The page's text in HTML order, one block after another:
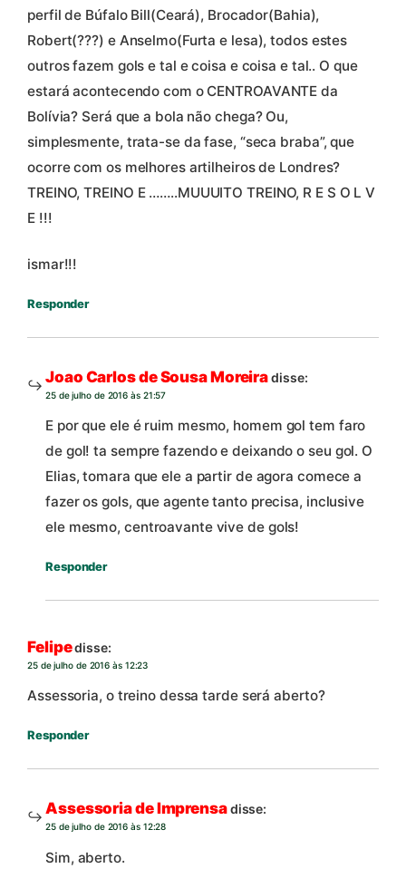
perfil de Búfalo Bill(Ceará), Brocador(Bahia),
Robert(???) e Anselmo(Furta e lesa), todos estes
outros fazem gols e tal e coisa e coisa e tal.. O que
estará acontecendo com o CENTROAVANTE da
Bolívia? Será que a bola não chega? Ou,
simplesmente, trata-se da fase, “seca braba”, que
ocorre com os melhores artilheiros de Londres?
TREINO, TREINO E ……..MUUUITO TREINO, R E S O L V
E !!!
ismar!!!
Responder
Joao Carlos de Sousa Moreiradisse:
25 de julho de 2016 às 21:57
E por que ele é ruim mesmo, homem gol tem faro
de gol! ta sempre fazendo e deixando o seu gol. O
Elias, tomara que ele a partir de agora comece a
fazer os gols, que agente tanto precisa, inclusive
ele mesmo, centroavante vive de gols!
Responder
Felipedisse:
25 de julho de 2016 às 12:23
Assessoria, o treino dessa tarde será aberto?
Responder
Assessoria de Imprensadisse:
25 de julho de 2016 às 12:28
Sim, aberto.